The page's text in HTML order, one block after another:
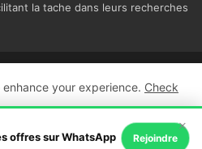
la tache dans leurs recherches
Desk
Regie publicitaire
your experience. Check
×
offres sur WhatsApp Rejoindre